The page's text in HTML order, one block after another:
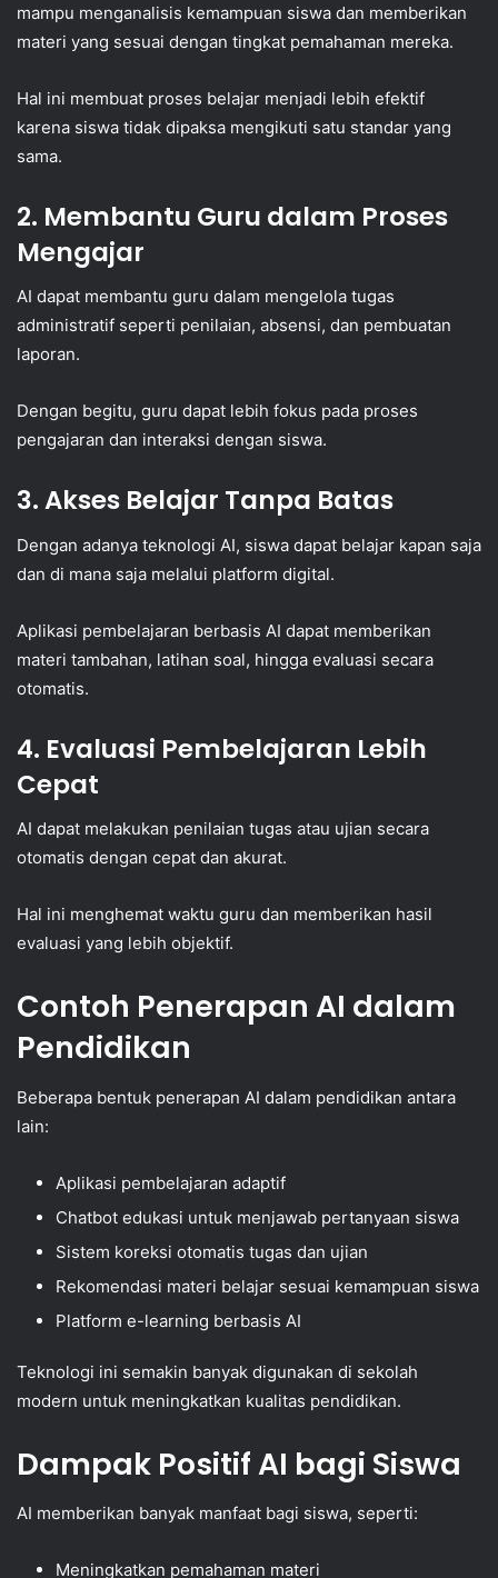
mampu menganalisis kemampuan siswa dan memberikan
materi yang sesuai dengan tingkat pemahaman mereka.
Hal ini membuat proses belajar menjadi lebih efektif
karena siswa tidak dipaksa mengikuti satu standar yang
sama.
2. Membantu Guru dalam Proses
Mengajar
AI dapat membantu guru dalam mengelola tugas
administratif seperti penilaian, absensi, dan pembuatan
laporan.
Dengan begitu, guru dapat lebih fokus pada proses
pengajaran dan interaksi dengan siswa.
3. Akses Belajar Tanpa Batas
Dengan adanya teknologi AI, siswa dapat belajar kapan saja
dan di mana saja melalui platform digital.
Aplikasi pembelajaran berbasis AI dapat memberikan
materi tambahan, latihan soal, hingga evaluasi secara
otomatis.
4. Evaluasi Pembelajaran Lebih
Cepat
AI dapat melakukan penilaian tugas atau ujian secara
otomatis dengan cepat dan akurat.
Hal ini menghemat waktu guru dan memberikan hasil
evaluasi yang lebih objektif.
Contoh Penerapan AI dalam
Pendidikan
Beberapa bentuk penerapan AI dalam pendidikan antara
lain:
Aplikasi pembelajaran adaptif
Chatbot edukasi untuk menjawab pertanyaan siswa
Sistem koreksi otomatis tugas dan ujian
Rekomendasi materi belajar sesuai kemampuan siswa
Platform e-learning berbasis AI
Teknologi ini semakin banyak digunakan di sekolah
modern untuk meningkatkan kualitas pendidikan.
Dampak Positif AI bagi Siswa
AI memberikan banyak manfaat bagi siswa, seperti:
Meningkatkan pemahaman materi